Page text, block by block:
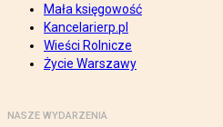
Mała księgowość
Kancelarierp.pl
Wieści Rolnicze
Życie Warszawy
NASZE WYDARZENIA